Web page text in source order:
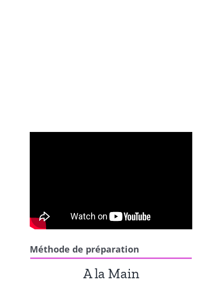
Méthode de préparation
A la Main